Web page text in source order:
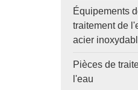
Équipements
traitement de
acier
Pièces de
l'eau